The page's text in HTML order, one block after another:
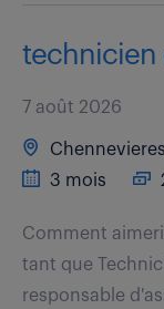
technicien
7 août 2026
3 mois
Comment
tant que
responsable